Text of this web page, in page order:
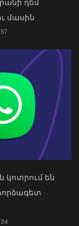
դեմ
մասին
կոտրում են